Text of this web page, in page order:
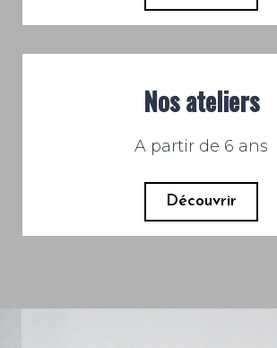
Nos ateliers
A partir de 6 ans
Découvrir